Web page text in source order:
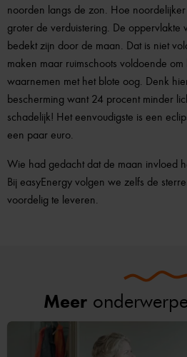
noorden langs de zon. Hoe
groter de verduistering. De
bedekt zijn door de maan. Dat is niet
maken maar ruimschoots voldoende
waarnemen met het blote oog. Denk
bescherming want 24 procent minder
schadelijk! Het eenvoudigste is een
een paar euro.
Wie had gedacht dat de maan invloed
Bij easyEnergy volgen we zelfs de
voordelig te leveren.
Meer